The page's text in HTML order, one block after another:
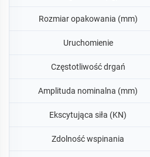
Rozmiar opakowania (mm)
Uruchomienie
Częstotliwość drgań
Amplituda nominalna (mm)
Ekscytująca siła (KN)
Zdolność wspinania